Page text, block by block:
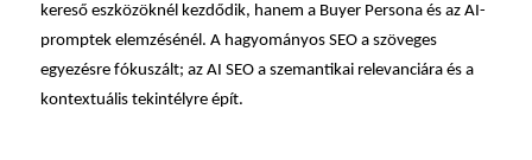
kereső eszközöknél kezdődik, hanem a Buyer Persona és az AI-
promptek elemzésénél. A hagyományos SEO a szöveges
egyezésre fókuszált; az AI SEO a szemantikai relevanciára és a
kontextuális tekintélyre épít.